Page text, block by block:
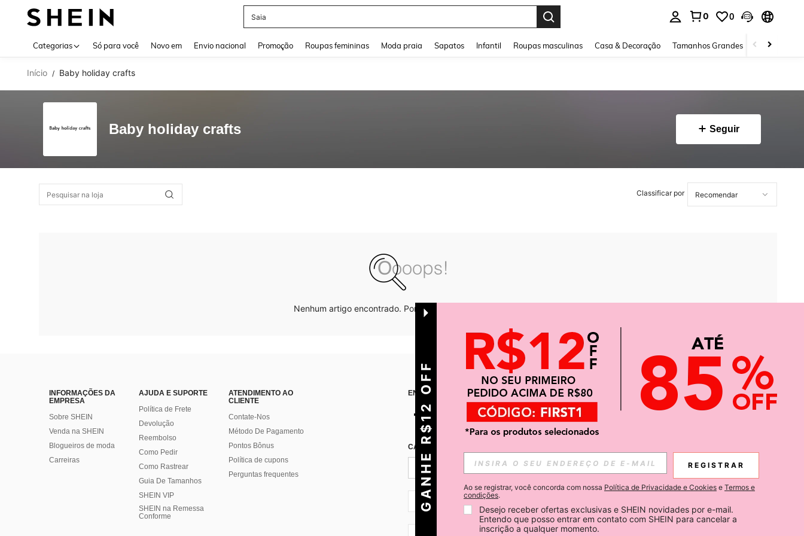
Saia
0 0
Categorias Só para você Novo em Envio nacional Promoção Roupas femininas Moda praia Sapatos Infantil Roupas masculinas Casa & Decoração Tamanhos Grandes Joias e
Início / Baby holiday crafts
Baby holiday crafts Seguir
Classificar por
Nenhum artigo encontrado. Por favor tente outras opções.
INFORMAÇÕES DA
EMPRESA
Sobre SHEIN
Venda na SHEIN
Blogueiros de moda
Carreiras
AJUDA E SUPORTE
Política de Frete
Devolução
Reembolso
Como Pedir
Como Rastrear
Guia De Tamanhos
SHEIN VIP
SHEIN na Remessa
Conforme
ATENDIMENTO AO
CLIENTE
Contate-Nos
Método De Pagamento
Pontos Bônus
Política de cupons
Perguntas frequentes
ENCONTRE-NOS EM APP
CADASTRE-SE PARA RECEBER NOTÍCIAS SOBRE SHEIN.
Inscreva-se
BR + 55
GANHE R$12 OFF REGISTRAR
Ao se registrar, você concorda com nossa Política de Privacidade e Cookies e Termos e
condições.
Desejo receber ofertas exclusivas e SHEIN novidades por e-mail.
Entendo que posso entrar em contato com SHEIN para cancelar a
inscrição a qualquer momento.